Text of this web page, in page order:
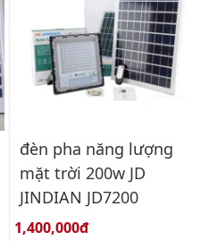
đèn pha năng lượng
mặt trời 200w JD
JINDIAN JD7200
Giá bán:
1,400,000đ